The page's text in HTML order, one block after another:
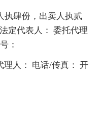
执肆份，出卖人执贰
定代表人： 委托代理
：
理人： 电话/传真： 开